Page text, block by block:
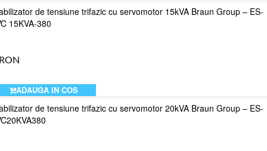
de tensiune trifazic cu servomotor 15kVA Braun Group – ES-
15KVA-380
ADAUGA IN COS
de tensiune trifazic cu servomotor 20kVA Braun Group – ES-